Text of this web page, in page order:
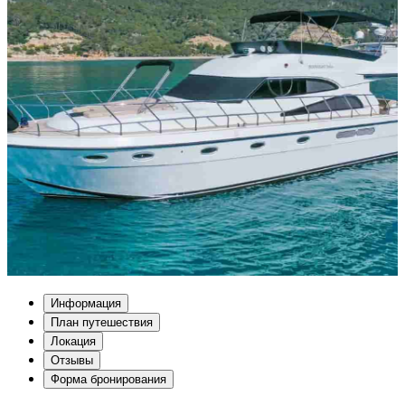
Информация
План путешествия
Локация
Отзывы
Форма бронирования